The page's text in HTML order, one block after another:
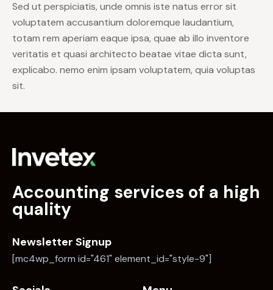
Sed ut perspiciatis, unde omnis iste natus error sit
voluptatem accusantium doloremque laudantium,
totam rem aperiam eaque ipsa, quae ab illo inventore
veritatis et quasi architecto beatae vitae dicta sunt,
explicabo. nemo enim ipsam voluptatem, quia voluptas
sit.
Accounting services of a high
quality
Newsletter Signup
[mc4wp_form id="461" element_id="style-9"]